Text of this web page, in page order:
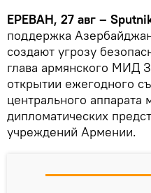
ЕРЕВАН, 27 авг –
поддержка
создают угрозу
глава армянского МИД
открытии ежегодного
центрального аппарата
дипломатических
учреждений Армении.